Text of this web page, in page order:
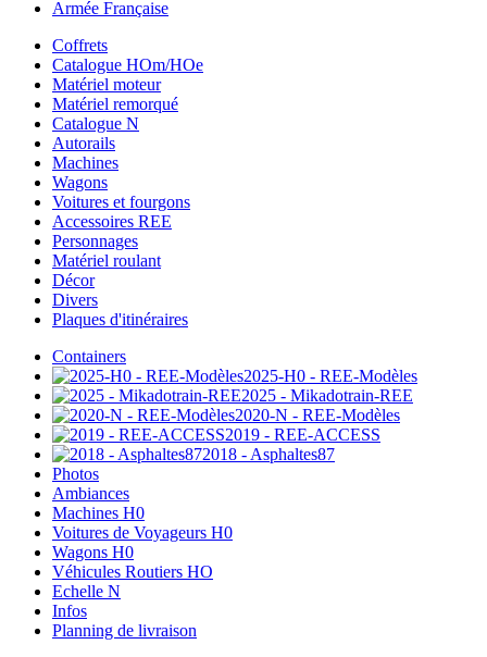
Armée Française
Coffrets
Catalogue HOm/HOe
Matériel moteur
Matériel remorqué
Catalogue N
Autorails
Machines
Wagons
Voitures et fourgons
Accessoires REE
Personnages
Matériel roulant
Décor
Divers
Plaques d'itinéraires
Containers
2025-H0 - REE-Modèles
2025 - Mikadotrain-REE
2020-N - REE-Modèles
2019 - REE-ACCESS
2018 - Asphaltes87
Photos
Ambiances
Machines H0
Voitures de Voyageurs H0
Wagons H0
Véhicules Routiers HO
Echelle N
Infos
Planning de livraison